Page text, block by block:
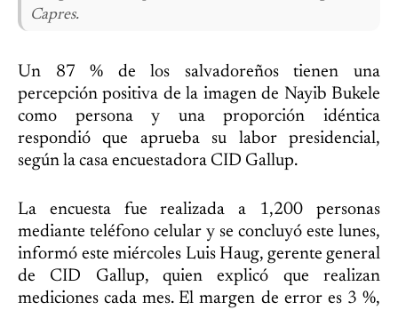
Capres.
Un 87 % de los salvadoreños tienen una
percepción positiva de la imagen de Nayib Bukele
como persona y una proporción idéntica
respondió que aprueba su labor presidencial,
según la casa encuestadora CID Gallup.
La encuesta fue realizada a 1,200 personas
mediante teléfono celular y se concluyó este lunes,
informó este miércoles Luis Haug, gerente general
de CID Gallup, quien explicó que realizan
mediciones cada mes. El margen de error es 3 %,